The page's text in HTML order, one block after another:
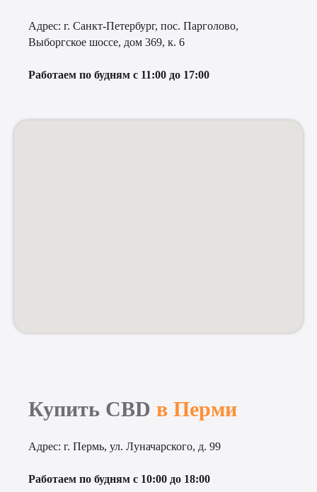
Адрес: г. Санкт-Петербург, пос. Парголово,
Выборгское шоссе, дом 369, к. 6
Работаем по будням с 11:00 до 17:00
Купить CBD в Перми
Адрес: г. Пермь, ул. Луначарского, д. 99
Работаем по будням с 10:00 до 18:00